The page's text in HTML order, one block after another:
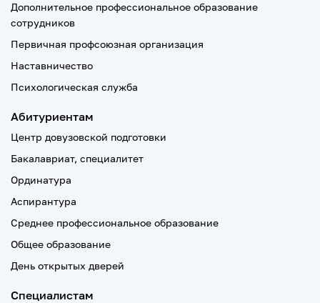
Дополнительное профессиональное образование
сотрудников
Первичная профсоюзная организация
Наставничество
Психологическая служба
Абитуриентам
Центр довузовской подготовки
Бакалавриат, специалитет
Ординатура
Аспирантура
Среднее профессиональное образование
Общее образование
День открытых дверей
Специалистам